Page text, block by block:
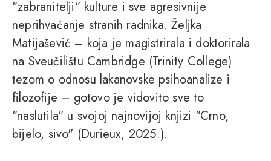
"zabranitelji" kulture i sve agresivnije
neprihvaćanje stranih radnika. Željka
Matijašević – koja je magistrirala i doktorirala
na Sveučilištu Cambridge (Trinity College)
tezom o odnosu lakanovske psihoanalize i
filozofije – gotovo je vidovito sve to
"naslutila" u svojoj najnovijoj knjizi "Crno,
bijelo, sivo" (Durieux, 2025.).